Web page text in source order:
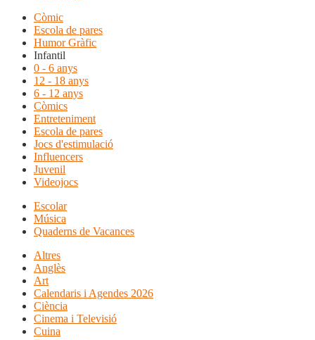
Còmic
Escola de pares
Humor Gràfic
Infantil
0 - 6 anys
12 - 18 anys
6 - 12 anys
Còmics
Entreteniment
Escola de pares
Jocs d'estimulació
Influencers
Juvenil
Videojocs
Escolar
Música
Quaderns de Vacances
Altres
Anglès
Art
Calendaris i Agendes 2026
Ciència
Cinema i Televisió
Cuina